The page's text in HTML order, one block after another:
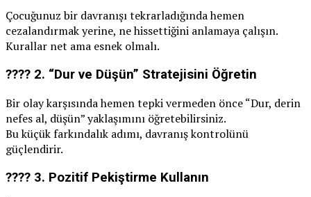
Çocuğunuz bir davranışı tekrarladığında hemen
cezalandırmak yerine, ne hissettiğini anlamaya çalışın.
Kurallar net ama esnek olmalı.
???? 2. “Dur ve Düşün” Stratejisini Öğretin
Bir olay karşısında hemen tepki vermeden önce “Dur, derin
nefes al, düşün” yaklaşımını öğretebilirsiniz.
Bu küçük farkındalık adımı, davranış kontrolünü
güçlendirir.
???? 3. Pozitif Pekiştirme Kullanın